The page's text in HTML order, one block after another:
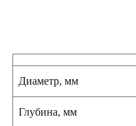
Диаметр, мм
Глубина, мм